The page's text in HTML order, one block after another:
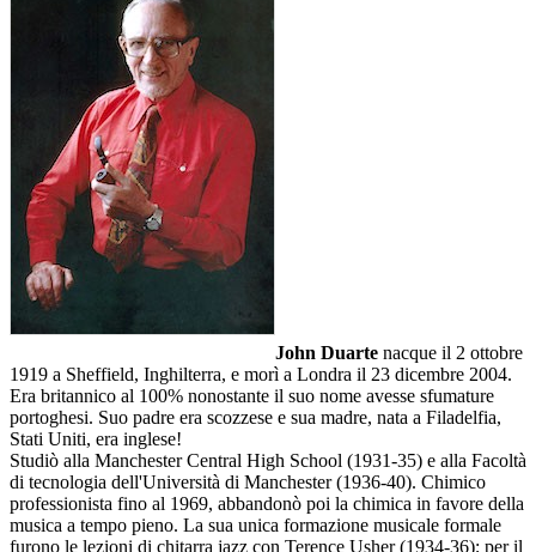
John Duarte nacque il 2 ottobre
1919 a Sheffield, Inghilterra, e morì a Londra il 23 dicembre 2004.
Era britannico al 100% nonostante il suo nome avesse sfumature
portoghesi. Suo padre era scozzese e sua madre, nata a Filadelfia,
Stati Uniti, era inglese!
Studiò alla Manchester Central High School (1931-35) e alla Facoltà
di tecnologia dell'Università di Manchester (1936-40). Chimico
professionista fino al 1969, abbandonò poi la chimica in favore della
musica a tempo pieno. La sua unica formazione musicale formale
furono le lezioni di chitarra jazz con Terence Usher (1934-36); per il